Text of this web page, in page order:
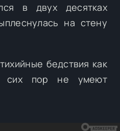
в двух десятках
на стену
бедствия как
сих пор не умеют